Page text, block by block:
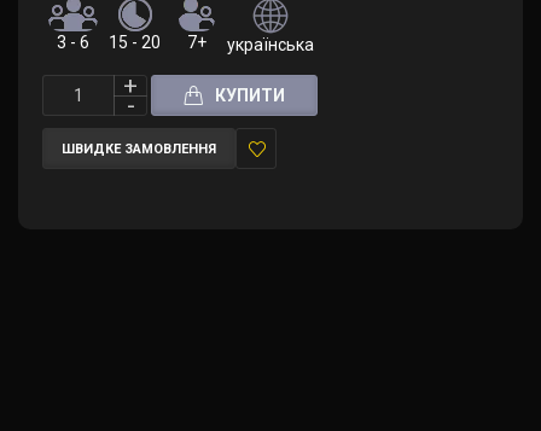
3 - 6 15 - 20 7+ українська
КУПИТИ
ШВИДКЕ ЗАМОВЛЕННЯ